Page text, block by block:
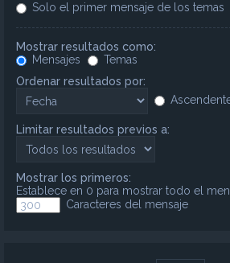
Solo el primer mensaje de los temas
Mostrar resultados como:
Mensajes
Temas
Ordenar resultados por:
Limitar resultados previos a:
Mostrar los primeros:
Establece en 0 para mostrar todo el
Caracteres del mensaje